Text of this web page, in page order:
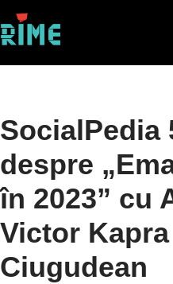
Sari
SocialPedia
despre
în 2023” cu
Victor
Ciugudean